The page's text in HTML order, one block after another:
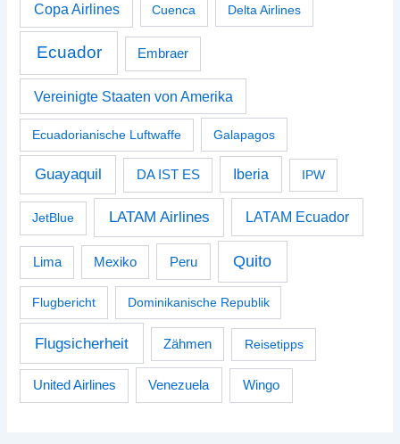
Copa Airlines Cuenca Delta Airlines
Ecuador Embraer
Vereinigte Staaten von Amerika
Ecuadorianische Luftwaffe Galapagos
Guayaquil DA IST ES Iberia IPW
JetBlue LATAM Airlines LATAM Ecuador
Lima Mexiko Peru Quito
Flugbericht Dominikanische Republik
Flugsicherheit Zähmen Reisetipps
United Airlines Venezuela Wingo